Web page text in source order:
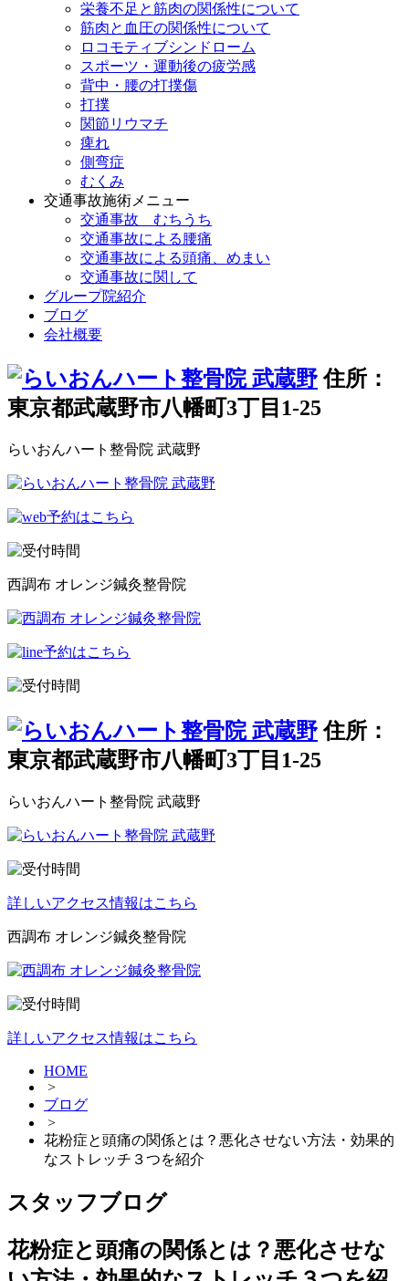
栄養不足と筋肉の関係性について
筋肉と血圧の関係性について
ロコモティブシンドローム
スポーツ・運動後の疲労感
背中・腰の打撲傷
打撲
関節リウマチ
痺れ
側弯症
むくみ
交通事故施術メニュー
交通事故 むちうち
交通事故による腰痛
交通事故による頭痛、めまい
交通事故に関して
グループ院紹介
ブログ
会社概要
住所：
東京都武蔵野市八幡町3丁目1-25
らいおんハート整骨院 武蔵野
西調布 オレンジ鍼灸整骨院
住所：
東京都武蔵野市八幡町3丁目1-25
らいおんハート整骨院 武蔵野
詳しいアクセス情報はこちら
西調布 オレンジ鍼灸整骨院
詳しいアクセス情報はこちら
HOME
>
ブログ
>
花粉症と頭痛の関係とは？悪化させない方法・効果的
なストレッチ３つを紹介
スタッフブログ
花粉症と頭痛の関係とは？悪化させな